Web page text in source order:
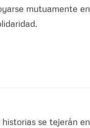
mutuamente
se tejerán